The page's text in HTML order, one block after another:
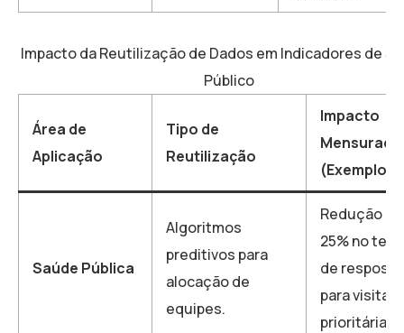
Impacto da Reutilização de Dados em Indicadores de
Público
Área de
Aplicação
Tipo de
Reutilização
Impacto
Mensurado
(Exemplos)
Saúde Pública
Algoritmos
preditivos para
alocação de
equipes.
Redução de
25% no
de resposta
para visitas
prioritárias.